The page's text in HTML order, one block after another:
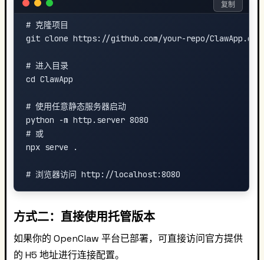
# 克隆项目
git clone https://github.com/your-repo/ClawApp.git
# 进入目录
cd ClawApp
# 使用任意静态服务器启动
python -m http.server 8080
# 或
npx serve .
复制
方式二：直接使用托管版本
如果你的 OpenClaw 平台已部署，可直接访问官方提供
的 H5 地址进行连接配置。